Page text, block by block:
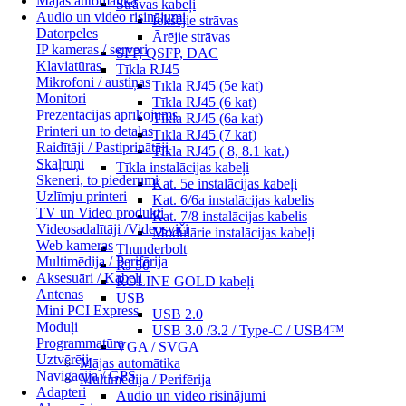
Audio un video risinājumi
Datorpeles
IP kameras / serveri
Klaviatūras
Mikrofoni / austiņas
Monitori
Prezentācijas aprīkojums
Printeri un to detaļas
Raidītāji / Pastiprinātāji
Skaļruņi
Skeneri, to piederumi
Uzlīmju printeri
TV un Video produkti
Videosadalītāji /Videosviči
Web kameras
Multimēdija / Perifērija
Aksesuāri / Kabeļi
Antenas
Mini PCI Express
Moduļi
Programmatūra
Uztvērēji
Navigācija / GPS
Adapteri
Strāvas kabeļi
Iekšējie strāvas
Ārējie strāvas
SFP, QSFP, DAC
Tīkla RJ45
Tīkla RJ45 (5e kat)
Tīkla RJ45 (6 kat)
Tīkla RJ45 (6a kat)
Tīkla RJ45 (7 kat)
Tīkla RJ45 ( 8, 8.1 kat.)
Tīkla instalācijas kabeļi
Kat. 5e instalācijas kabeļi
Kat. 6/6a instalācijas kabelis
Kat. 7/8 instalācijas kabelis
Modulārie instalācijas kabeļi
Thunderbolt
RJ 50
ROLINE GOLD kabeļi
USB
USB 2.0
USB 3.0 /3.2 / Type-C / USB4™
VGA / SVGA
Mājas automātika
Multimēdija / Perifērija
Audio un video risinājumi